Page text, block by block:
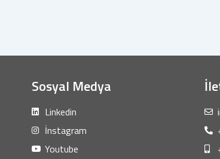
Sosyal Medya
Linkedin
İnstagram
Youtube